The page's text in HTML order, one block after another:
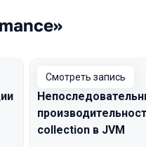
Смотреть запись
collection в JVM